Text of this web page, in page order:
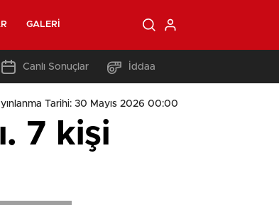
GALERI
Canlı Sonuçlar İddaa
Tarihi: 30 Mayıs 2026 00:00
7 kişi